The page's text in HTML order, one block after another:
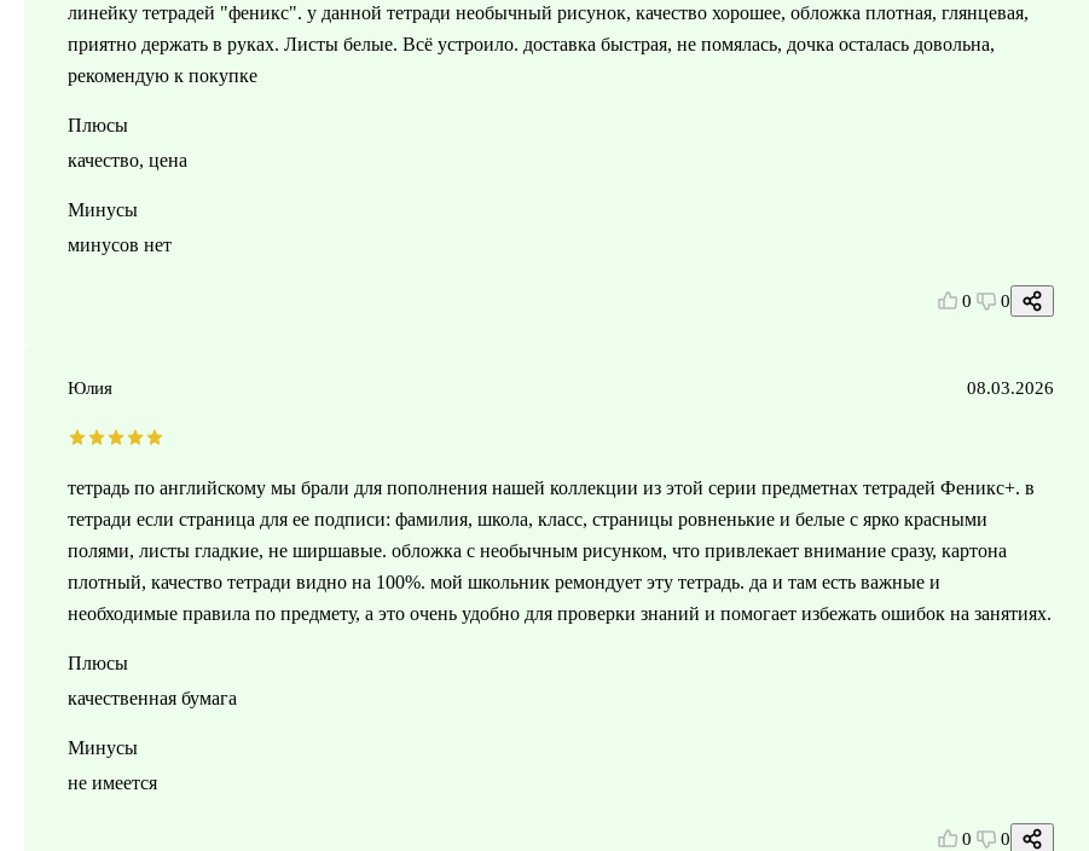
линейку тетрадей "феникс". у данной тетради необычный рисунок, качество хорошее, обложка плотная, глянцевая,
приятно держать в руках. Листы белые. Всё устроило. доставка быстрая, не помялась, дочка осталась довольна,
рекомендую к покупке
Плюсы
качество, цена
Минусы
минусов нет
0 0
Юлия 08.03.2026
тетрадь по английскому мы брали для пополнения нашей коллекции из этой серии предметнах тетрадей Феникс+. в
тетради если страница для ее подписи: фамилия, школа, класс, страницы ровненькие и белые с ярко красными
полями, листы гладкие, не ширшавые. обложка с необычным рисунком, что привлекает внимание сразу, картона
плотный, качество тетради видно на 100%. мой школьник ремондует эту тетрадь. да и там есть важные и
необходимые правила по предмету, а это очень удобно для проверки знаний и помогает избежать ошибок на занятиях.
Плюсы
качественная бумага
Минусы
не имеется
0 0